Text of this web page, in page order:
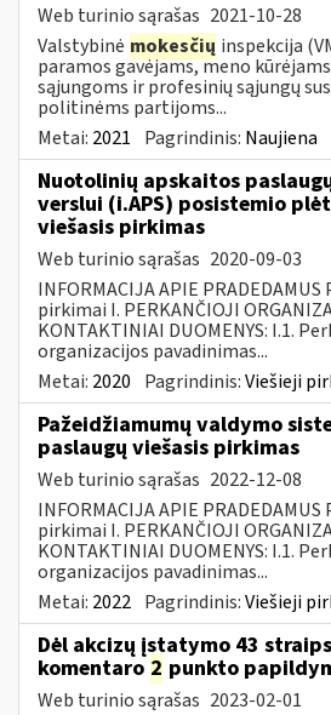
Web turinio sąrašas 2021-10-28
Valstybinė mokesčių inspekcija
paramos gavėjams, meno
sąjungoms ir profesinių sąjungų
politinėms partijoms...
Metai: 2021 Pagrindinis: Naujiena
Nuotolinių apskaitos
verslui (i.APS) posistemio
viešasis pirkimas
Web turinio sąrašas 2020-09-03
INFORMACIJA APIE
pirkimai I. PERKANČIOJI
KONTAKTINIAI DUOMENYS: I.1.
organizacijos pavadinimas...
Metai: 2020 Pagrindinis:Viešieji
Pažeidžiamumų valdymo
paslaugų viešasis pirkimas
Web turinio sąrašas 2022-12-08
INFORMACIJA APIE
pirkimai I. PERKANČIOJI
KONTAKTINIAI DUOMENYS: I.1.
organizacijos pavadinimas...
Metai: 2022 Pagrindinis:Viešieji
Dėl akcizų įstatymo 43
komentaro 2 punkto
Web turinio sąrašas 2023-02-01